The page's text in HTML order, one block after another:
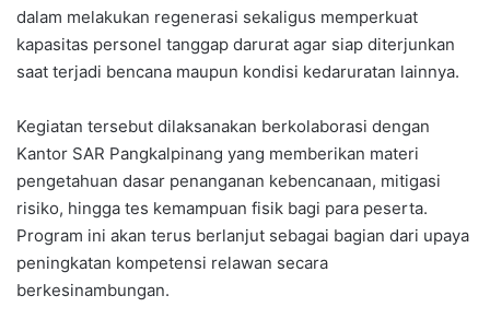
dalam melakukan regenerasi sekaligus memperkuat
kapasitas personel tanggap darurat agar siap diterjunkan
saat terjadi bencana maupun kondisi kedaruratan lainnya.
Kegiatan tersebut dilaksanakan berkolaborasi dengan
Kantor SAR Pangkalpinang yang memberikan materi
pengetahuan dasar penanganan kebencanaan, mitigasi
risiko, hingga tes kemampuan fisik bagi para peserta.
Program ini akan terus berlanjut sebagai bagian dari upaya
peningkatan kompetensi relawan secara
berkesinambungan.